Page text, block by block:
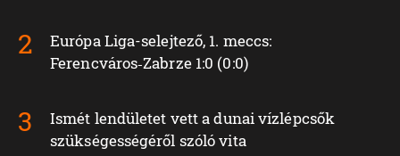
Európa Liga-selejtező, 1. meccs:
Ferencváros‑Zabrze 1:0 (0:0)
Ismét lendületet vett a dunai vízlépcsők
szükségességéről szóló vita